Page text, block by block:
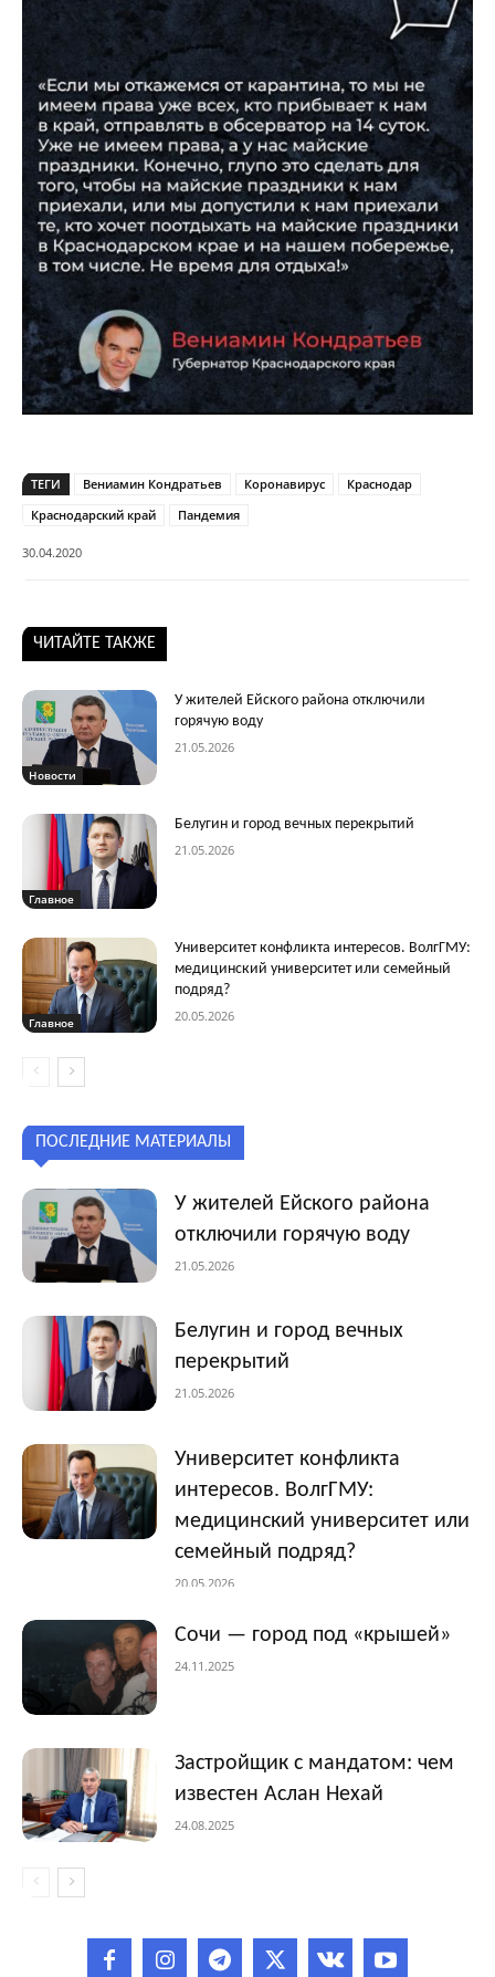
ТЕГИ Вениамин Кондратьев Коронавирус
Краснодар
Краснодарский край
Пандемия
30.04.2020
ЧИТАЙТЕ ТАКЖЕ
Новости
У жителей Ейского района отключили
горячую воду
21.05.2026
Главное
Белугин и город вечных перекрытий
21.05.2026
Главное
Университет конфликта интересов. ВолгГМУ:
медицинский университет или семейный
подряд?
20.05.2026
ПОСЛЕДНИЕ МАТЕРИАЛЫ
У жителей Ейского района
отключили горячую воду
21.05.2026
Белугин и город вечных
перекрытий
21.05.2026
Университет конфликта
интересов. ВолгГМУ:
медицинский университет или
семейный подряд?
20.05.2026
Сочи — город под «крышей»
24.11.2025
Застройщик с мандатом: чем
известен Аслан Нехай
24.08.2025